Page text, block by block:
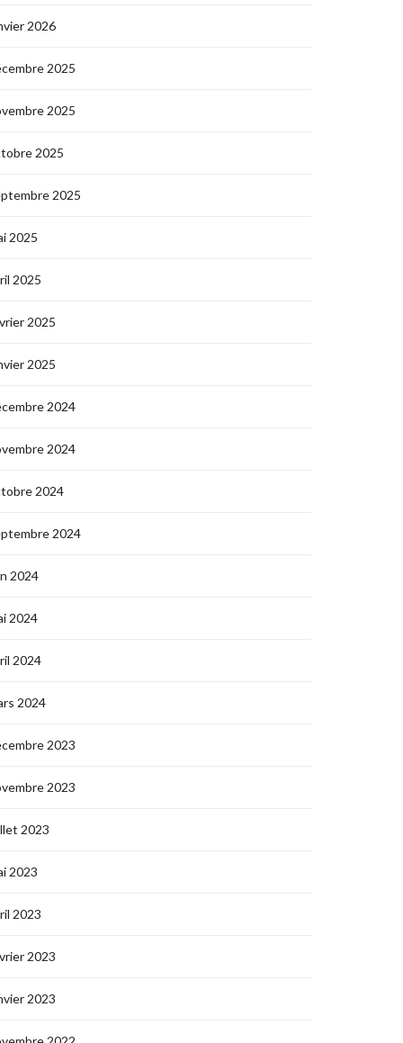
2026
2025
2025
2025
2025
2025
2025
2025
2025
2024
2024
2024
2024
2024
2024
2024
2024
2023
2023
2023
2023
2023
2023
2023